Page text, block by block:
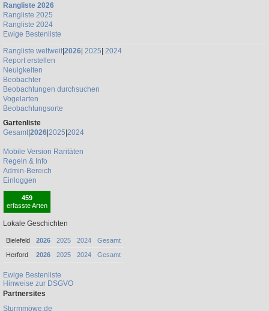
Rangliste 2026
Rangliste 2025
Rangliste 2024
Ewige Bestenliste
Rangliste weltweit|2026| 2025| 2024
Report erstellen
Neuigkeiten
Beobachter
Beobachtungen durchsuchen
Vogelarten
Beobachtungsorte
Gartenliste
Gesamt|2026 2025 2024
Mobile Version Raritäten
Regeln & Info
Admin-Bereich
Einloggen
459
erfasste Arten
Lokale Geschichten
Bielefeld 2026 2025 2024
Gesamt
Herford
2026 2025 2024 Gesamt
Ewige Bestenliste
Hinweise zur DSGVO
Partnersites
Sturmmöwe.de